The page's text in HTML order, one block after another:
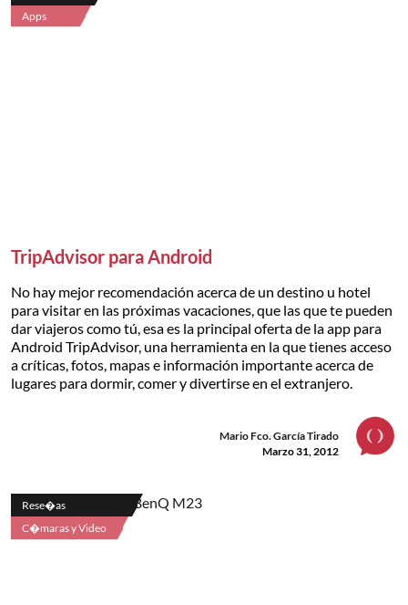
Apps
TripAdvisor para Android
No hay mejor recomendación acerca de un destino u hotel
para visitar en las próximas vacaciones, que las que te pueden
dar viajeros como tú, esa es la principal oferta de la app para
Android TripAdvisor, una herramienta en la que tienes acceso
a críticas, fotos, mapas e información importante acerca de
lugares para dormir, comer y divertirse en el extranjero.
Mario Fco. García Tirado
Marzo 31, 2012
Rese�as
C�maras y Video